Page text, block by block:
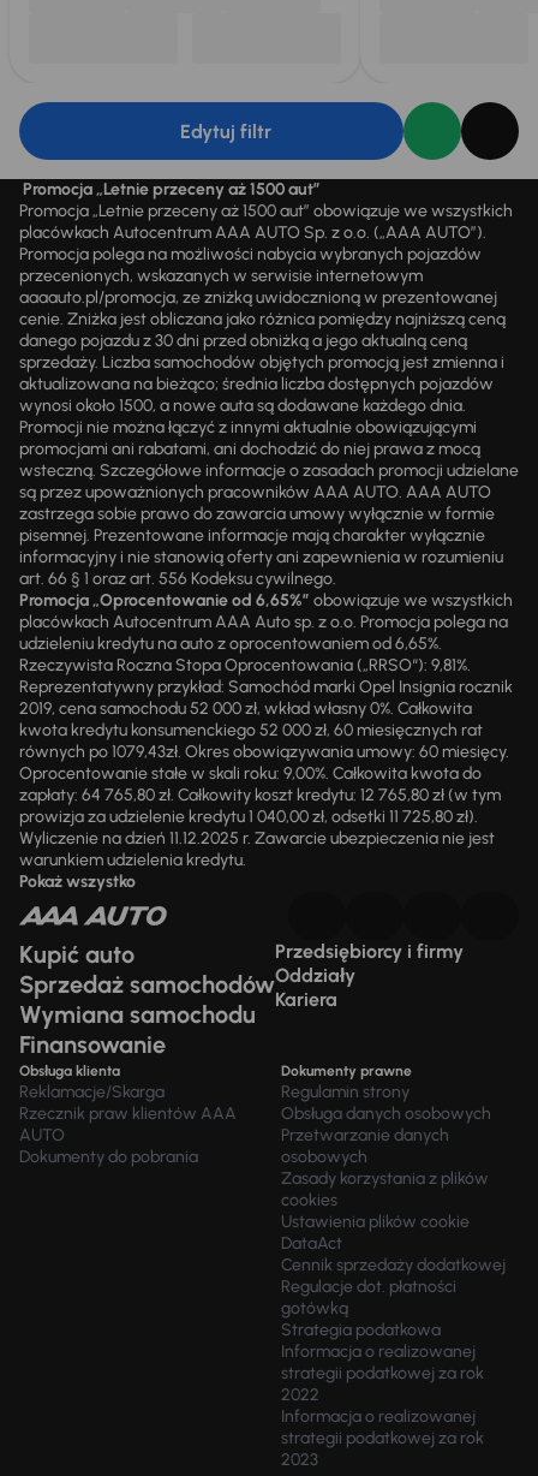
Edytuj filtr
Promocja „Letnie przeceny aż 1500 aut”
Promocja „Letnie przeceny aż 1500 aut” obowiązuje we wszystkich
placówkach Autocentrum AAA AUTO Sp. z o.o. („AAA AUTO”).
Promocja polega na możliwości nabycia wybranych pojazdów
przecenionych, wskazanych w serwisie internetowym
aaaauto.pl/promocja, ze zniżką uwidocznioną w prezentowanej
cenie. Zniżka jest obliczana jako różnica pomiędzy najniższą ceną
danego pojazdu z 30 dni przed obniżką a jego aktualną ceną
sprzedaży. Liczba samochodów objętych promocją jest zmienna i
aktualizowana na bieżąco; średnia liczba dostępnych pojazdów
wynosi około 1500, a nowe auta są dodawane każdego dnia.
Promocji nie można łączyć z innymi aktualnie obowiązującymi
promocjami ani rabatami, ani dochodzić do niej prawa z mocą
wsteczną. Szczegółowe informacje o zasadach promocji udzielane
są przez upoważnionych pracowników AAA AUTO. AAA AUTO
zastrzega sobie prawo do zawarcia umowy wyłącznie w formie
pisemnej. Prezentowane informacje mają charakter wyłącznie
informacyjny i nie stanowią oferty ani zapewnienia w rozumieniu
art. 66 § 1 oraz art. 556 Kodeksu cywilnego.
Promocja „Oprocentowanie od 6,65%” obowiązuje we wszystkich
placówkach Autocentrum AAA Auto sp. z o.o. Promocja polega na
udzieleniu kredytu na auto z oprocentowaniem od 6,65%.
Rzeczywista Roczna Stopa Oprocentowania („RRSO“): 9,81%.
Reprezentatywny przykład: Samochód marki Opel Insignia rocznik
2019, cena samochodu 52 000 zł, wkład własny 0%. Całkowita
kwota kredytu konsumenckiego 52 000 zł, 60 miesięcznych rat
równych po 1079,43zł. Okres obowiązywania umowy: 60 miesięcy.
Oprocentowanie stałe w skali roku: 9,00%. Całkowita kwota do
zapłaty: 64 765,80 zł. Całkowity koszt kredytu: 12 765,80 zł (w tym
prowizja za udzielenie kredytu 1 040,00 zł, odsetki 11 725,80 zł).
Wyliczenie na dzień 11.12.2025 r. Zawarcie ubezpieczenia nie jest
warunkiem udzielenia kredytu.
Pokaż wszystko
Kupić auto
Sprzedaż samochodów
Wymiana samochodu
Finansowanie
Przedsiębiorcy i firmy
Oddziały
Kariera
Obsługa klienta
Reklamacje/Skarga
Rzecznik praw klientów AAA
AUTO
Dokumenty do pobrania
Dokumenty prawne
Regulamin strony
Obsługa danych osobowych
Przetwarzanie danych
osobowych
Zasady korzystania z plików
cookies
Ustawienia plików cookie
DataAct
Cennik sprzedaży dodatkowej
Regulacje dot. płatności
gotówką
Strategia podatkowa
Informacja o realizowanej
strategii podatkowej za rok
2022
Informacja o realizowanej
strategii podatkowej za rok
2023